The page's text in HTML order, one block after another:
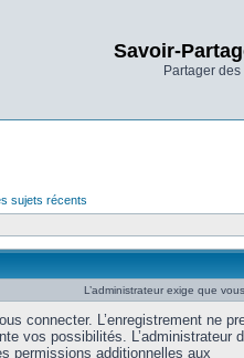
Savoir-
Partager
sujets récents
L’administrateur exige que
connecter. L’enregistrement ne
vos possibilités. L’administrateur
permissions additionnelles aux